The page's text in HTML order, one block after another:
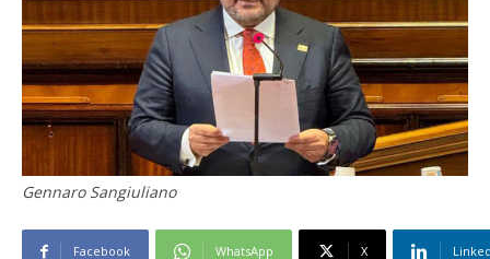
Gennaro Sangiuliano
Facebook WhatsApp X